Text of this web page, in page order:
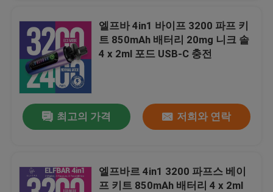
엘프바 4in1 바이프 3200 파프 키
트 850mAh 배터리 20mg 니크 솔
4 x 2ml 포드 USB-C 충전
최고의 가격 저희와 연락
엘프바르 4in1 3200 파프스 베이
프 키트 850mAh 배터리 4 x 2ml